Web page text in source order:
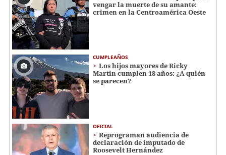
vengar la muerte de su amante:
crimen en la Centroamérica Oeste
CUMPLEAÑOS
Los hijos mayores de Ricky
Martin cumplen 18 años: ¿A quién
se parecen?
OFICIAL
Reprograman audiencia de
declaración de imputado de
Roosevelt Hernández